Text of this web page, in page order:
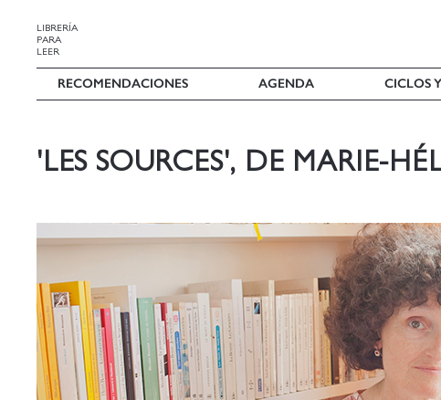
LIBRERÍA
PARA
LEER
RECOMENDACIONES AGENDA CICLOS
'LES SOURCES', DE MARIE-